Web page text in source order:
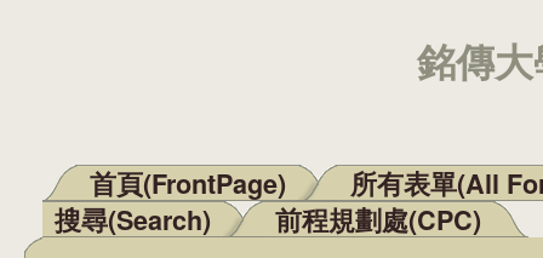
銘傳
主選單
首頁(FrontPage)
所有表單(All
搜尋(Search)
前程規劃處(CPC)